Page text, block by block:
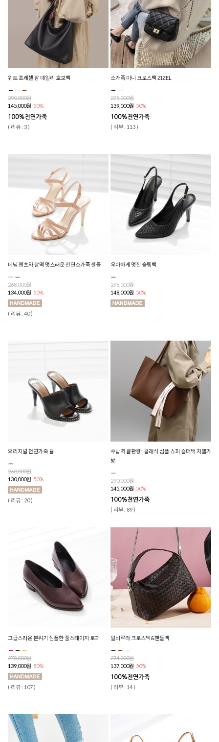
위트 프레첼 참 데일리 호보백
290,000원
145,000원 50%
( 리뷰 : 3 )
소가죽 미니 크로스백 ZIZEL
278,000원
139,000원 50%
( 리뷰 : 113 )
데님 팬츠와 찰떡 멋스러운 천연소가죽 샌들
268,000원
134,000원 50%
( 리뷰 : 40 )
우아하게 멋진 슬링백
296,000원
148,000원 50%
오리지널 천연가죽 뮬
260,000원
130,000원 50%
( 리뷰 : 20 )
수납력 끝판왕! 클래식 심플 쇼퍼 숄더백 지젤가
방
290,000원
145,000원 50%
( 리뷰 : 89 )
고급스러운 분위기 심플한 풀스테이지 로퍼
278,000원
139,000원 50%
( 리뷰 : 107 )
덜비루라 크로스백&핸들백
274,000원
137,000원 50%
( 리뷰 : 14 )